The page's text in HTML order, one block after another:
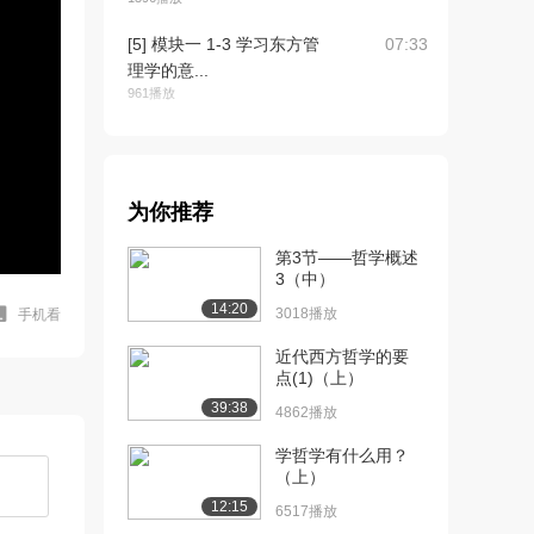
手机看
[5] 模块一 1-3 学习东方管
理学的意...
961播放
07:33
成和演变...
本”的来源...
[9] 模块二 2-1 “以人为
本”的来源...
[10] 模块二 2-2 东西方“人
为你推荐
14:20
第3节——哲学概述
3（中）
3018播放
39:38
近代西方哲学的要
点(1)（上）
4862播放
12:15
学哲学有什么用？
（上）
6517播放